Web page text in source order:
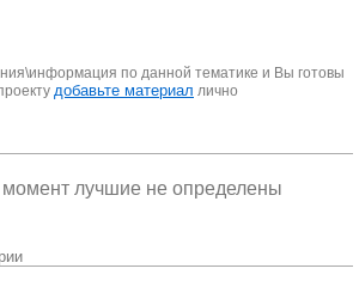
по данной тематике и Вы готовы
добавьте материал лично
лучшие не определены